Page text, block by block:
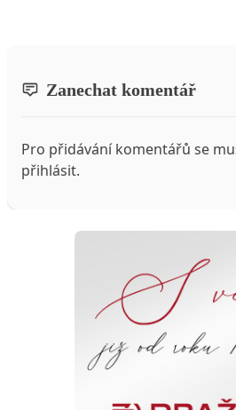
Zanechat komentář
Pro přidávání komentářů se
přihlásit.